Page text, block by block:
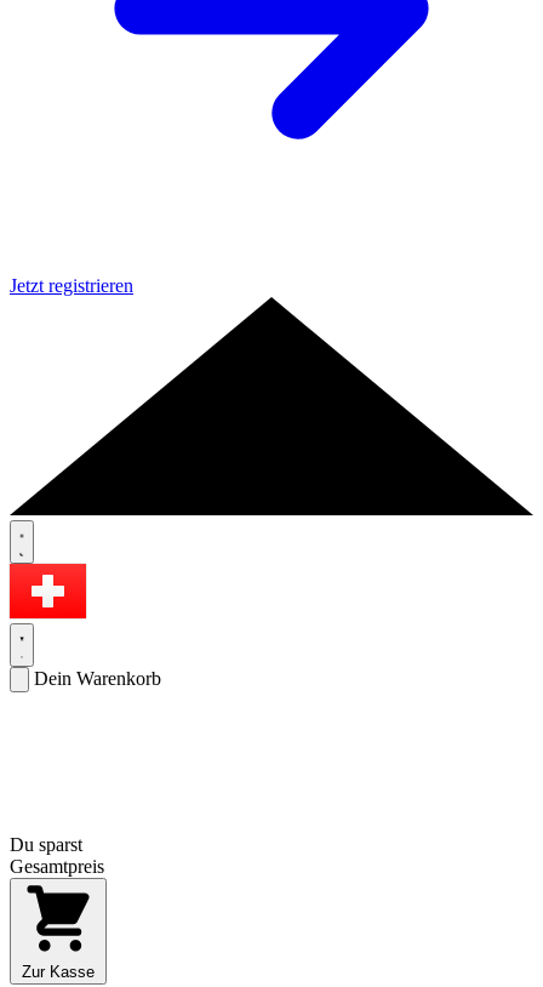
Jetzt registrieren
Dein Warenkorb
Du sparst
Gesamtpreis
Zur Kasse